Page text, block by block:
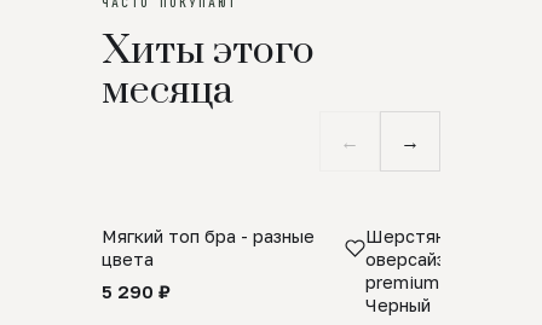
Хиты этого
месяца
← →
Мягкий топ бра - разные
цвета
5 290 ₽
Шерстяной свитер
оверсайз 100%
premium merino
Черный